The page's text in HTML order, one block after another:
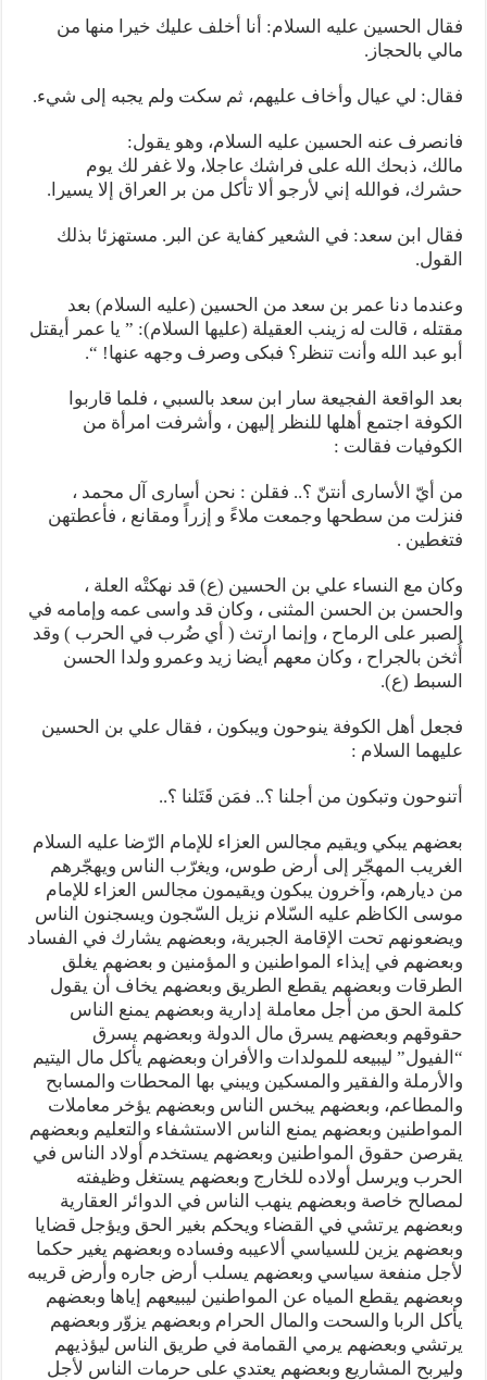
فقال الحسين عليه السلام: أنا أخلف عليك خيرا منها من
مالي بالحجاز.
فقال: لي عيال وأخاف عليهم، ثم سكت ولم يجبه إلى شيء.
فانصرف عنه الحسين عليه السلام، وهو يقول:
مالك، ذبحك الله على فراشك عاجلا، ولا غفر لك يوم
حشرك، فوالله إني لأرجو ألا تأكل من بر العراق إلا يسيرا.
فقال ابن سعد: في الشعير كفاية عن البر. مستهزئا بذلك
القول.
وعندما دنا عمر بن سعد من الحسين (عليه السلام) بعد
مقتله ، قالت له زينب العقيلة (عليها السلام): ” يا عمر أيقتل
أبو عبد الله وأنت تنظر؟ فبكى وصرف وجهه عنها! “.
بعد الواقعة الفجيعة سار ابن سعد بالسبي ، فلما قاربوا
الكوفة اجتمع أهلها للنظر إليهن ، وأشرفت امرأة من
الكوفيات فقالت :
من أيّ الأسارى أنتنّ ؟.. فقلن : نحن أسارى آل محمد ،
فنزلت من سطحها وجمعت ملاءً و إزراً ومقانع ، فأعطتهن
فتغطين .
وكان مع النساء علي بن الحسين (ع) قد نهكتْه العلة ،
والحسن بن الحسن المثنى ، وكان قد واسى عمه وإمامه في
الصبر على الرماح ، وإنما ارتث ( أي ضُرب في الحرب ) وقد
أُثخن بالجراح ، وكان معهم أيضا زيد وعمرو ولدا الحسن
السبط (ع).
فجعل أهل الكوفة ينوحون ويبكون ، فقال علي بن الحسين
عليهما السلام :
أتنوحون وتبكون من أجلنا ؟.. فمَن قَتَلنا ؟..
بعضهم يبكي ويقيم مجالس العزاء للإمام الرّضا عليه السلام
الغريب المهجّر إلى أرض طوس، ويغرّب الناس ويهجّرهم
من ديارهم، وآخرون يبكون ويقيمون مجالس العزاء للإمام
موسى الكاظم عليه السّلام نزيل السّجون ويسجنون الناس
ويضعونهم تحت الإقامة الجبرية، وبعضهم يشارك في الفساد
وبعضهم في إيذاء المواطنين و المؤمنين و بعضهم يغلق
الطرقات وبعضهم يقطع الطريق وبعضهم يخاف أن يقول
كلمة الحق من أجل معاملة إدارية وبعضهم يمنع الناس
حقوقهم وبعضهم يسرق مال الدولة وبعضهم يسرق
“الفيول” ليبيعه للمولدات والأفران وبعضهم يأكل مال اليتيم
والأرملة والفقير والمسكين ويبني بها المحطات والمسابح
والمطاعم، وبعضهم يبخس الناس وبعضهم يؤخر معاملات
المواطنين وبعضهم يمنع الناس الاستشفاء والتعليم وبعضهم
يقرصن حقوق المواطنين وبعضهم يستخدم أولاد الناس في
الحرب ويرسل أولاده للخارج وبعضهم يستغل وظيفته
لمصالح خاصة وبعضهم ينهب الناس في الدوائر العقارية
وبعضهم يرتشي في القضاء ويحكم بغير الحق ويؤجل قضايا
وبعضهم يزين للسياسي ألاعيبه وفساده وبعضهم يغير حكما
لأجل منفعة سياسي وبعضهم يسلب أرض جاره وأرض قريبه
وبعضهم يقطع المياه عن المواطنين ليبيعهم إياها وبعضهم
يأكل الربا والسحت والمال الحرام وبعضهم يزوّر وبعضهم
يرتشي وبعضهم يرمي القمامة في طريق الناس ليؤذيهم
وليربح المشاريع وبعضهم يعتدي على حرمات الناس لأجل